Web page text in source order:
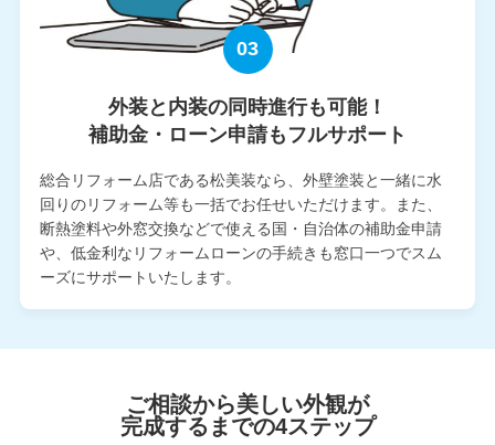
03
外装と内装の同時進行も可能！
補助金・ローン申請もフルサポート
総合リフォーム店である松美装なら、外壁塗装と一緒に水
回りのリフォーム等も一括でお任せいただけます。また、
断熱塗料や外窓交換などで使える国・自治体の補助金申請
や、低金利なリフォームローンの手続きも窓口一つでスム
ーズにサポートいたします。
ご相談から美しい外観が
完成するまでの4ステップ